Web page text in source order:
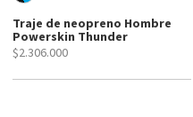
Traje de neopreno Hombre
Powerskin Thunder
$2.306.000